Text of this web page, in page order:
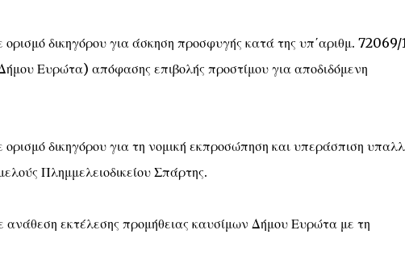
δικηγόρου για άσκηση προσφυγής κατά της υπ΄αριθμ.
Ευρώτα) απόφασης επιβολής προστίμου για αποδιδόμενη
δικηγόρου για τη νομική εκπροσώπηση και υπεράσπιση
Πλημμελειοδικείου Σπάρτης.
εκτέλεσης προμήθειας καυσίμων Δήμου Ευρώτα με τη